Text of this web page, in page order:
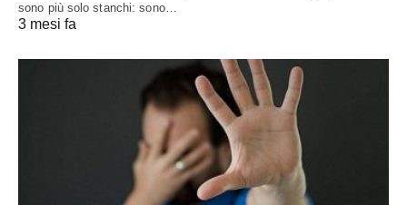
sono più solo stanchi: sono…
3 mesi fa